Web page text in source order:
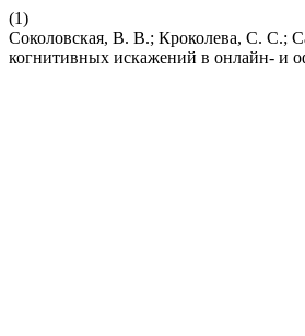
(1)
Соколовская, В. В.; Кроколева, С. С.;
когнитивных искажений в онлайн- и